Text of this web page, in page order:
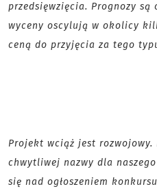
przedsięwzięcia. Prognozy są
wyceny oscylują w okolicy
ceną do przyjęcia za tego
Projekt wciąż jest rozwojowy.
chwytliwej nazwy dla
się nad ogłoszeniem